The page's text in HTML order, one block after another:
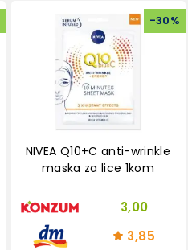
-30%
NIVEA Q10+C anti-wrinkle
maska za lice 1kom
3,00
3,85